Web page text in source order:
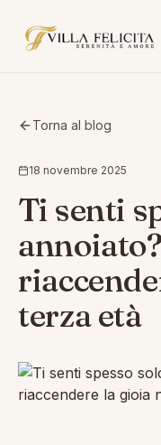
Torna al blog
18 novembre 2025
Ti senti
terza età